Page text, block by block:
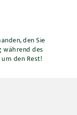
den Sie
während des
den Rest!